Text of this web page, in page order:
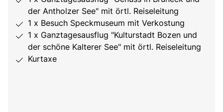
der Antholzer See" mit örtl. Reiseleitung
1 x Besuch Speckmuseum mit Verkostung
1 x Ganztagesausflug "Kulturstadt Bozen und
der schöne Kalterer See" mit örtl. Reiseleitung
Kurtaxe